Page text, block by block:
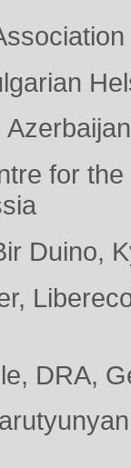
for
Duino,